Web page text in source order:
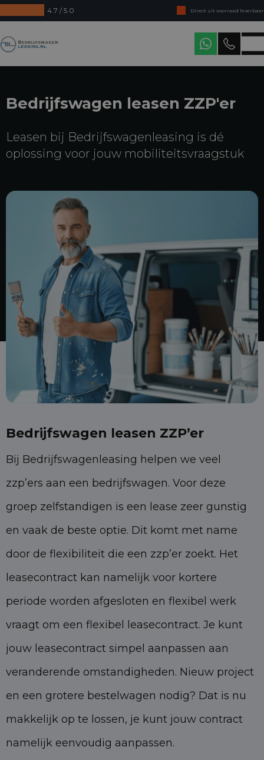
4.7 / 5.0
Direct uit voorraad leverbaar
Levering in heel Nederland
Bedrijfswagen leasen ZZP'er
Leasen bij Bedrijfswagenleasing is dé
oplossing voor jouw mobiliteitsvraagstuk
Bedrijfswagen leasen ZZP’er
Bij Bedrijfswagenleasing helpen we veel
zzp’ers aan een bedrijfswagen. Voor deze
groep zelfstandigen is een lease zeer gunstig
en vaak de beste optie. Dit komt met name
door de flexibiliteit die een zzp’er zoekt. Het
leasecontract kan namelijk voor kortere
periode worden afgesloten en flexibel werk
vraagt om een flexibel leasecontract. Je kunt
jouw leasecontract simpel aanpassen aan
veranderende omstandigheden. Nieuw project
en een grotere bestelwagen nodig? Dat is nu
makkelijk op te lossen, je kunt jouw contract
namelijk eenvoudig aanpassen.